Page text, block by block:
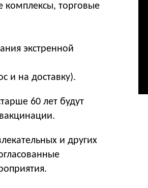
комплексы, торговые
экстренной
и на доставку).
60 лет будут
и других